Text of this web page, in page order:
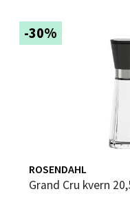
-30%
ROSENDAHL
Grand Cru kvern
Bergen -
Sartorvegen 12,
Åpent i dag 10-21